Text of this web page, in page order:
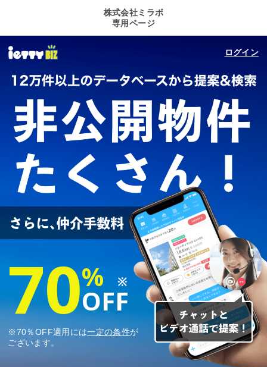
株式会社ミラボ
専用ページ
ログイン
70%
OFF
※
※70％OFF適用には一定の条件が
ございます。